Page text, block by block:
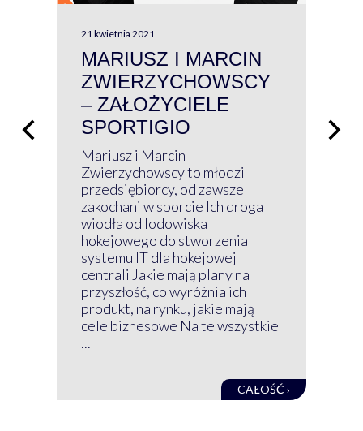
21 kwietnia 2021
MARIUSZ I MARCIN
ZWIERZYCHOWSCY
– ZAŁOŻYCIELE
SPORTIGIO
Mariusz i Marcin
Zwierzychowscy to młodzi
przedsiębiorcy, od zawsze
zakochani w sporcie Ich droga
wiodła od lodowiska
hokejowego do stworzenia
systemu IT dla hokejowej
centrali Jakie mają plany na
przyszłość, co wyróżnia ich
produkt, na rynku, jakie mają
cele biznesowe Na te wszystkie
...
CAŁOŚĆ ›